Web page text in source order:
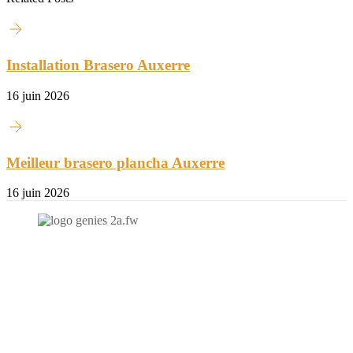
Installation Brasero Auxerre
16 juin 2026
Meilleur brasero plancha Auxerre
16 juin 2026